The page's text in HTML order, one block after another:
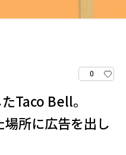
0
Taco Bell。
所に広告を出し